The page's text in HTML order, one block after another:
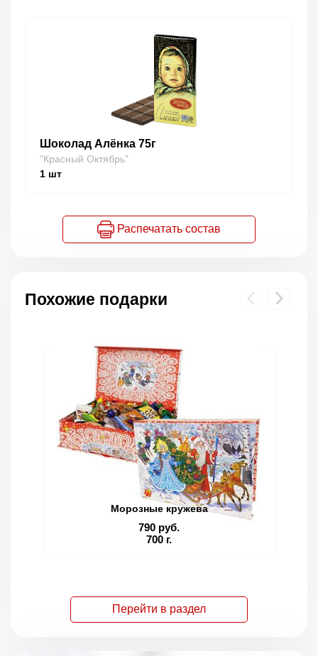
Шоколад Алёнка 75г
"Красный Октябрь"
1 шт
Распечатать состав
Похожие подарки
Морозные кружева
790 руб.
700 г.
Перейти в раздел